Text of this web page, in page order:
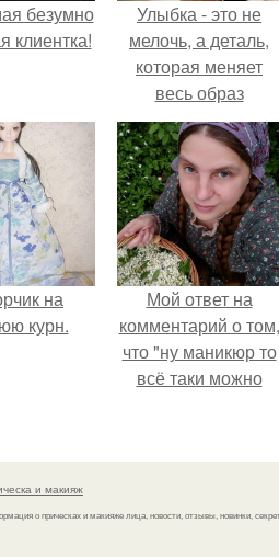
безумно
клиентка!
Улыбка - это не
мелочь, а деталь,
которая меняет
весь образ
человека.
на
курн.
Мой ответ на
комментарий о том,
что "ну маникюр то
всё таки можно
и макияж
о прическах и макияже лица, новости, отзывы, новинки,